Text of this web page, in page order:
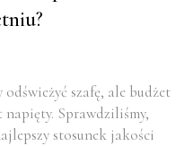
szafę, ale budżet
napięty. Sprawdziliśmy,
stosunek jakości